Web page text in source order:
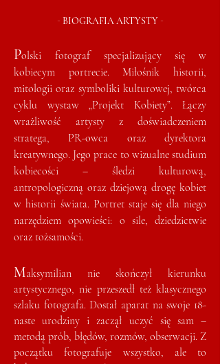
- BIOGRAFIA ARTYSTY -
Polski fotograf specjalizujący się w
kobiecym portrecie. Miłośnik historii,
mitologii oraz symboliki kulturowej, twórca
cyklu wystaw „Projekt Kobiety”. Łączy
wrażliwość artysty z doświadczeniem
stratega, PR-owca oraz dyrektora
kreatywnego. Jego prace to wizualne studium
kobiecości – śledzi kulturową,
antropologiczną oraz dziejową drogę kobiet
w historii świata. Portret staje się dla niego
narzędziem opowieści: o sile, dziedzictwie
oraz tożsamości.
Maksymilian nie skończył kierunku
artystycznego, nie przeszedł też klasycznego
szlaku fotografa. Dostał aparat na swoje 18-
naste urodziny i zaczął uczyć się sam –
metodą prób, błędów, rozmów, obserwacji. Z
początku fotografuje wszystko, ale to